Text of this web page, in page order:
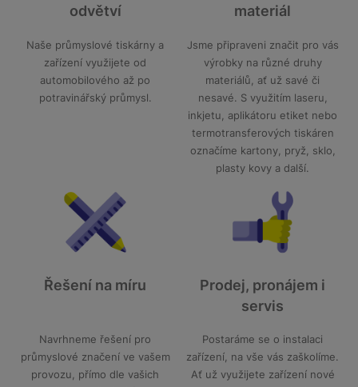
odvětví
Naše průmyslové tiskárny a
zařízení využijete od
automobilového až po
potravinářský průmysl.
materiál
Jsme připraveni značit pro vás
výrobky na různé druhy
materiálů, ať už savé či
nesavé. S využitím laseru,
inkjetu, aplikátoru etiket nebo
termotransferových tiskáren
označíme kartony, pryž, sklo,
plasty kovy a další.
Řešení na míru
Navrhneme řešení pro
průmyslové značení ve vašem
provozu, přímo dle vašich
Prodej, pronájem i
servis
Postaráme se o instalaci
zařízení, na vše vás zaškolíme.
Ať už využijete zařízení nové